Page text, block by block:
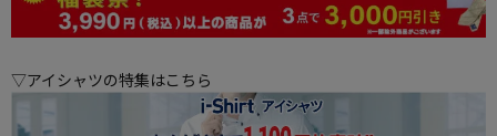
▽アイシャツの特集はこちら